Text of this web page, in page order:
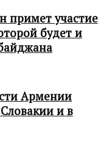
примет участие
будет и
Армении
и в